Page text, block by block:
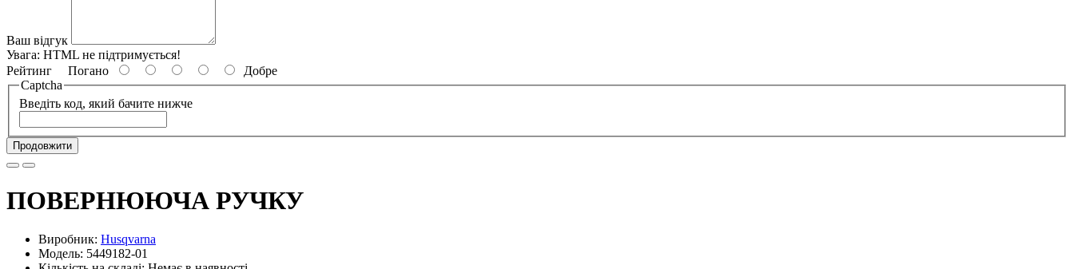
Ваш відгук
Увага: HTML не підтримується!
Рейтинг Погано
Добре
Captcha
Введіть код, який бачите нижче
Продовжити
ПОВЕРНЮЮЧА РУЧКУ
Виробник: Husqvarna
Модель: 5449182-01